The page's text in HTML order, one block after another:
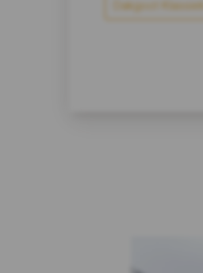
Dakgoot Klassiek